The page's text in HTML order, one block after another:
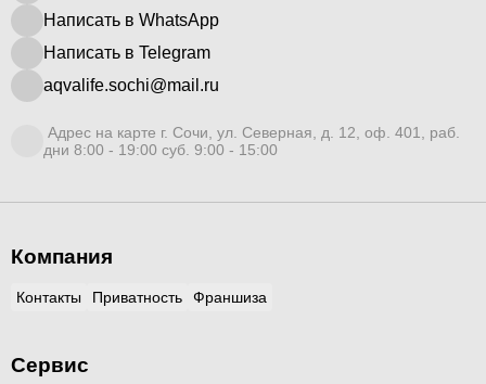
Написать в WhatsApp
Написать в Telegram
aqvalife.sochi@mail.ru
Адрес на карте г. Сочи, ул. Северная, д. 12, оф. 401, раб.
дни 8:00 - 19:00 суб. 9:00 - 15:00
Компания
Контакты Приватность Франшиза
Сервис